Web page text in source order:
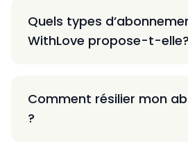
Quels types
WithLove propose-t-elle?
Comment résilier mon
?